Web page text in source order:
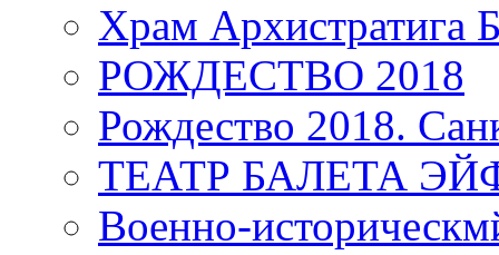
Храм
РОЖДЕСТВО 2018
Рождество 2018.
ТЕАТР БАЛЕТА
Военно-